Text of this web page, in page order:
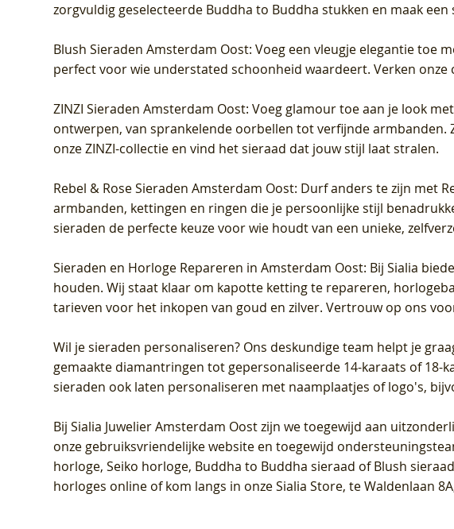
zorgvuldig geselecteerde Buddha to Buddha stukken en maak
Blush Sieraden Amsterdam Oost: Voeg een vleugje elegantie toe
perfect voor wie understated schoonheid waardeert. Verken
ZINZI Sieraden Amsterdam Oost: Voeg glamour toe aan je look
ontwerpen, van sprankelende oorbellen tot verfijnde armbanden.
onze ZINZI-collectie en vind het sieraad dat jouw stijl laat stralen.
Rebel & Rose Sieraden Amsterdam Oost: Durf anders te zijn met
armbanden, kettingen en ringen die je persoonlijke stijl
sieraden de perfecte keuze voor wie houdt van een unieke,
Sieraden en Horloge Repareren in Amsterdam Oost: Bij Sialia
houden. Wij staat klaar om kapotte ketting te repareren,
tarieven voor het inkopen van goud en zilver. Vertrouw op ons
Wil je sieraden personaliseren? Ons deskundige team helpt je
gemaakte diamantringen tot gepersonaliseerde 14-karaats of 18-
sieraden ook laten personaliseren met naamplaatjes of logo's,
BijSialia Juwelier Amsterdam Oostzijn we toegewijd aan
onze gebruiksvriendelijke website en toegewijd
horloge, Seiko horloge, Buddha to Buddha sieraad of Blush
horloges online of kom langs in onze Sialia Store, te Waldenlaan